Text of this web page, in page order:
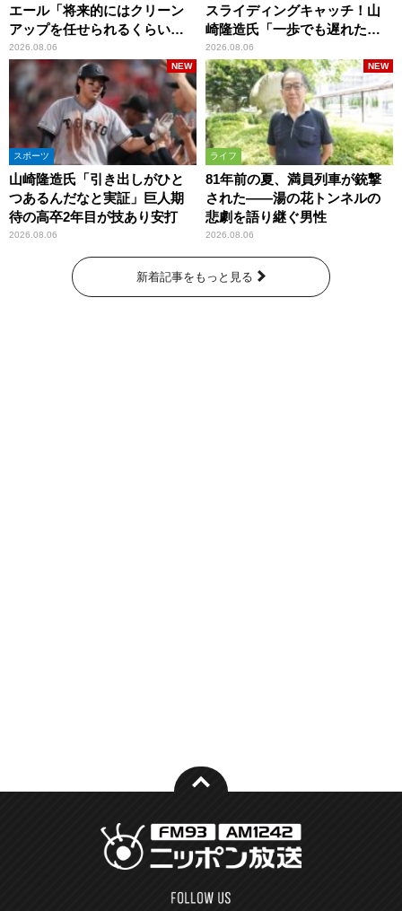
エール「将来的にはクリーン
アップを任せられるくらいま
では成長して」
2026.08.06
スライディングキャッチ！山
崎隆造氏「一歩でも遅れた
ら…」
2026.08.06
スポーツ
山崎隆造氏「引き出しがひと
つあるんだなと実証」巨人期
待の高卒2年目が技あり安打
2026.08.06
NEW
ライフ
81年前の夏、満員列車が銃撃
された――湯の花トンネルの
悲劇を語り継ぐ男性
2026.08.06
NEW
新着記事をもっと見る